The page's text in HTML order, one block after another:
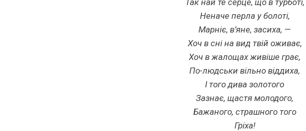
Неначе перла у болоті,
Марніє, в’яне, засиха, —
Хоч в сні на вид твій оживає,
Хоч в жалощах живіше грає,
По-людськи вільно віддиха,
І того дива золотого
Зазнає, щастя молодого,
Бажаного, страшного того
Гріха!